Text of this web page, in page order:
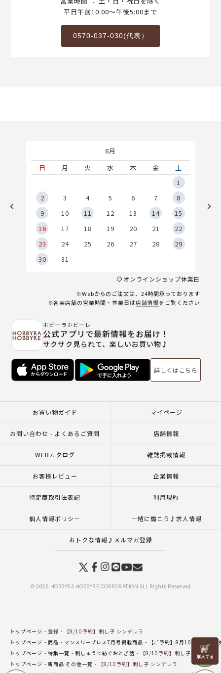
リリヤン
フェア
平日午前10:00～午後5:00まで
0570-037-030(代表）
8月
日
月 火 水 木 金
土
1
2
3 4 5 6 7
8
9
10 11 12 13 14
15
16
17 18 19 20 21
22
23
24 25 26 27 28
29
30
31
オンラインショップ休業日
※Webからのご注文は、24時間承っております
※各実店舗の営業時間・休業日は店舗情報をご覧ください
ホビーラホビーレ
公式アプリで最新情報をお届け！
サクサク見られて、楽しいお買い物♪
詳しくはこちら
お買い物ガイド マイページ
お問い合わせ - よくあるご質問 店舗情報
WEBカタログ 雑誌掲載情報
お客様レビュー 企業情報
特定商取引法表記 利用規約
個人情報ポリシー 一緒に働こう♪求人情報
おトクな情報♪メルマガ登録
© 2026 HOBBYRA HOBBYRE CORPORATION ALL Rights Reserved
トップページ 登録
【8/10予約】刺し子 シンデレラ
トップページ
商品 マンスリープレス7月号掲載商品
【ご予約】8月10日（月）発
トップページ
特集一覧 刺しゅうで紡ぐおとぎ話
【8/10予約】刺し子 シンデレラ
トップページ
新商品 その他一覧
【8/10予約】刺し子 シンデレラ